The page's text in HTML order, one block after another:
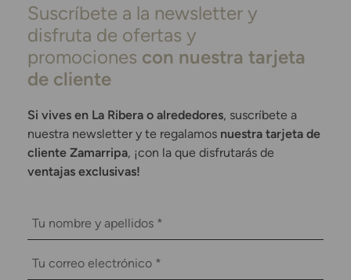
Suscríbete a la newsletter y
disfruta de ofertas y
promociones con nuestra tarjeta
de cliente
Si vives en La Ribera o alrededores, suscríbete a
nuestra newsletter y te regalamos nuestra tarjeta de
cliente Zamarripa, ¡con la que disfrutarás de
ventajas exclusivas!